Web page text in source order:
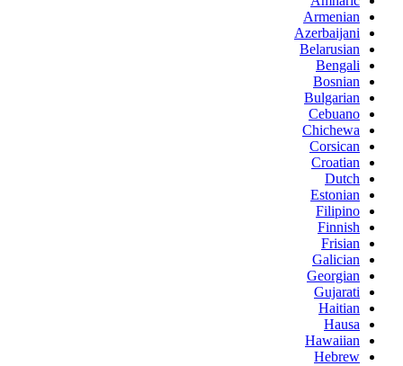
Armenian
Azerbaijani
Belarusian
Bengali
Bosnian
Bulgarian
Cebuano
Chichewa
Corsican
Croatian
Dutch
Estonian
Filipino
Finnish
Frisian
Galician
Georgian
Gujarati
Haitian
Hausa
Hawaiian
Hebrew